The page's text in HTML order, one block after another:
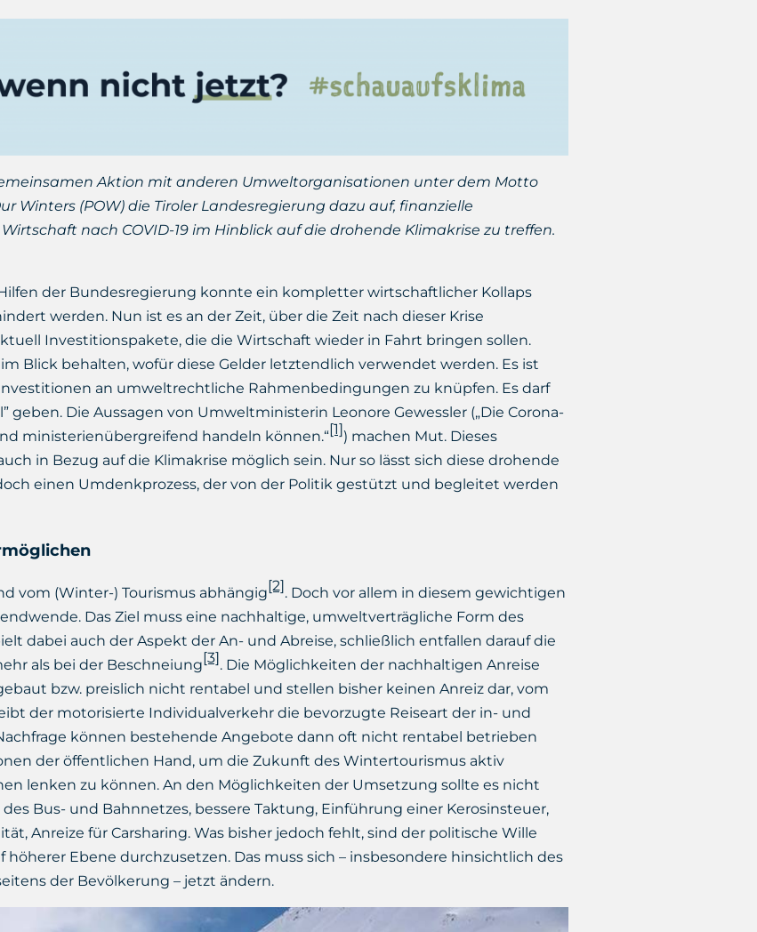
Aktion mit anderen Umweltorganisationen unter dem Motto
Winters (POW) die Tiroler Landesregierung dazu auf, finanzielle
nach COVID-19 im Hinblick auf die drohende Klimakrise zu treffen.
der Bundesregierung konnte ein kompletter wirtschaftlicher Kollaps
werden. Nun ist es an der Zeit, über die Zeit nach dieser Krise
Investitionspakete, die die Wirtschaft wieder in Fahrt bringen sollen.
Blick behalten, wofür diese Gelder letztendlich verwendet werden. Es ist
an umweltrechtliche Rahmenbedingungen zu knüpfen. Es darf
geben. Die Aussagen von Umweltministerin Leonore Gewessler („Die Corona-
ministerienübergreifend handeln können.“[1]) machen Mut. Dieses
in Bezug auf die Klimakrise möglich sein. Nur so lässt sich diese drohende
einen Umdenkprozess, der von der Politik gestützt und begleitet werden
vom (Winter-) Tourismus abhängig[2]. Doch vor allem in diesem gewichtigen
Das Ziel muss eine nachhaltige, umweltverträgliche Form des
dabei auch der Aspekt der An- und Abreise, schließlich entfallen darauf die
als bei der Beschneiung[3]. Die Möglichkeiten der nachhaltigen Anreise
bzw. preislich nicht rentabel und stellen bisher keinen Anreiz dar, vom
der motorisierte Individualverkehr die bevorzugte Reiseart der in- und
können bestehende Angebote dann oft nicht rentabel betrieben
der öffentlichen Hand, um die Zukunft des Wintertourismus aktiv
lenken zu können. An den Möglichkeiten der Umsetzung sollte es nicht
Bus- und Bahnnetzes, bessere Taktung, Einführung einer Kerosinsteuer,
Anreize für Carsharing. Was bisher jedoch fehlt, sind der politische Wille
Ebene durchzusetzen. Das muss sich – insbesondere hinsichtlich des
der Bevölkerung – jetzt ändern.